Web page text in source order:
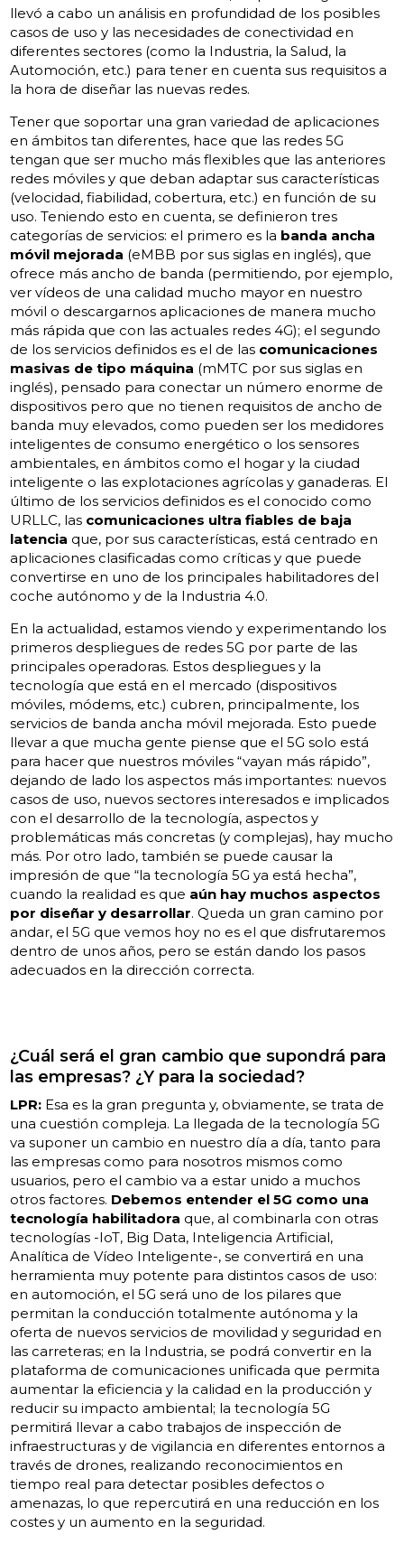
llevó a cabo un análisis en profundidad de los posibles
casos de uso y las necesidades de conectividad en
diferentes sectores (como la Industria, la Salud, la
Automoción, etc.) para tener en cuenta sus requisitos a
la hora de diseñar las nuevas redes.
Tener que soportar una gran variedad de aplicaciones
en ámbitos tan diferentes, hace que las redes 5G
tengan que ser mucho más flexibles que las anteriores
redes móviles y que deban adaptar sus características
(velocidad, fiabilidad, cobertura, etc.) en función de su
uso. Teniendo esto en cuenta, se definieron tres
categorías de servicios: el primero es la banda ancha
móvil mejorada (eMBB por sus siglas en inglés), que
ofrece más ancho de banda (permitiendo, por ejemplo,
ver vídeos de una calidad mucho mayor en nuestro
móvil o descargarnos aplicaciones de manera mucho
más rápida que con las actuales redes 4G); el segundo
de los servicios definidos es el de las comunicaciones
masivas de tipo máquina (mMTC por sus siglas en
inglés), pensado para conectar un número enorme de
dispositivos pero que no tienen requisitos de ancho de
banda muy elevados, como pueden ser los medidores
inteligentes de consumo energético o los sensores
ambientales, en ámbitos como el hogar y la ciudad
inteligente o las explotaciones agrícolas y ganaderas. El
último de los servicios definidos es el conocido como
URLLC, las comunicaciones ultra fiables de baja
latencia que, por sus características, está centrado en
aplicaciones clasificadas como críticas y que puede
convertirse en uno de los principales habilitadores del
coche autónomo y de la Industria 4.0.
En la actualidad, estamos viendo y experimentando los
primeros despliegues de redes 5G por parte de las
principales operadoras. Estos despliegues y la
tecnología que está en el mercado (dispositivos
móviles, módems, etc.) cubren, principalmente, los
servicios de banda ancha móvil mejorada. Esto puede
llevar a que mucha gente piense que el 5G solo está
para hacer que nuestros móviles “vayan más rápido”,
dejando de lado los aspectos más importantes: nuevos
casos de uso, nuevos sectores interesados e implicados
con el desarrollo de la tecnología, aspectos y
problemáticas más concretas (y complejas), hay mucho
más. Por otro lado, también se puede causar la
impresión de que “la tecnología 5G ya está hecha”,
cuando la realidad es que aún hay muchos aspectos
por diseñar y desarrollar. Queda un gran camino por
andar, el 5G que vemos hoy no es el que disfrutaremos
dentro de unos años, pero se están dando los pasos
adecuados en la dirección correcta.
¿Cuál será el gran cambio que supondrá para
las empresas? ¿Y para la sociedad?
LPR: Esa es la gran pregunta y, obviamente, se trata de
una cuestión compleja. La llegada de la tecnología 5G
va suponer un cambio en nuestro día a día, tanto para
las empresas como para nosotros mismos como
usuarios, pero el cambio va a estar unido a muchos
otros factores. Debemos entender el 5G como una
tecnología habilitadora que, al combinarla con otras
tecnologías -IoT, Big Data, Inteligencia Artificial,
Analítica de Vídeo Inteligente-, se convertirá en una
herramienta muy potente para distintos casos de uso:
en automoción, el 5G será uno de los pilares que
permitan la conducción totalmente autónoma y la
oferta de nuevos servicios de movilidad y seguridad en
las carreteras; en la Industria, se podrá convertir en la
plataforma de comunicaciones unificada que permita
aumentar la eficiencia y la calidad en la producción y
reducir su impacto ambiental; la tecnología 5G
permitirá llevar a cabo trabajos de inspección de
infraestructuras y de vigilancia en diferentes entornos a
través de drones, realizando reconocimientos en
tiempo real para detectar posibles defectos o
amenazas, lo que repercutirá en una reducción en los
costes y un aumento en la seguridad.